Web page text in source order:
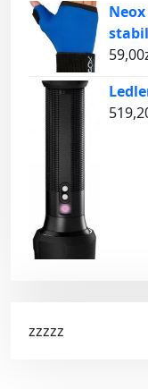
59,00
zzzzz